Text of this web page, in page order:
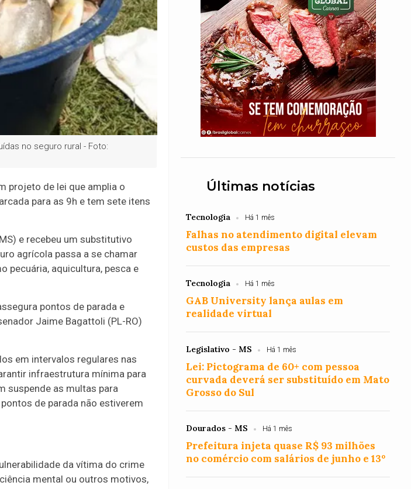
no seguro rural - Foto:
projeto de lei que amplia o
para as 9h e tem sete itens
e recebeu um substitutivo
agrícola passa a se chamar
pecuária, aquicultura, pesca e
pontos de parada e
Jaime Bagattoli (PL-RO)
em intervalos regulares nas
infraestrutura mínima para
suspende as multas para
de parada não estiverem
da vítima do crime
mental ou outros motivos,
Últimas notícias
Tecnologia Há 1 mês
Falhas no atendimento digital elevam
custos das empresas
Tecnologia Há 1 mês
GAB University lança aulas em
realidade virtual
Legislativo - MS Há 1 mês
Lei: Pictograma de 60+ com pessoa
curvada deverá ser substituído em Mato
Grosso do Sul
Dourados - MS Há 1 mês
Prefeitura injeta quase R$ 93 milhões
no comércio com salários de junho e 13º